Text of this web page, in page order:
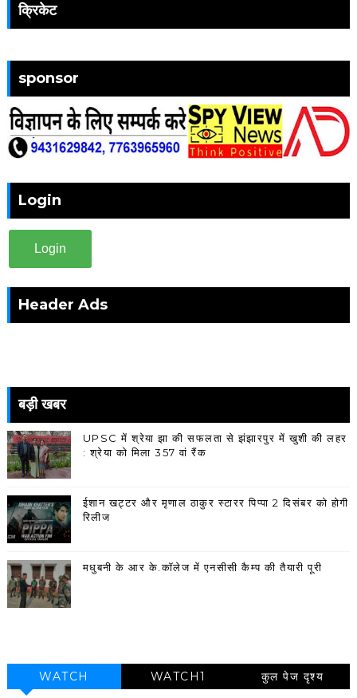
क्रिकेट
sponsor
Login
Login
Header Ads
बड़ी खबर
UPSC में श्रेया झा की सफलता से झंझारपुर में खुशी की लहर
: श्रेया को मिला 357 वां रैंक
ईशान खट्टर और मृणाल ठाकुर स्टारर पिप्पा 2 दिसंबर को होगी
रिलीज
मधुबनी के आर के.कॉलेज में एनसीसी कैम्प की तैयारी पूरी
WATCH WATCH1 कुल पेज दृश्य